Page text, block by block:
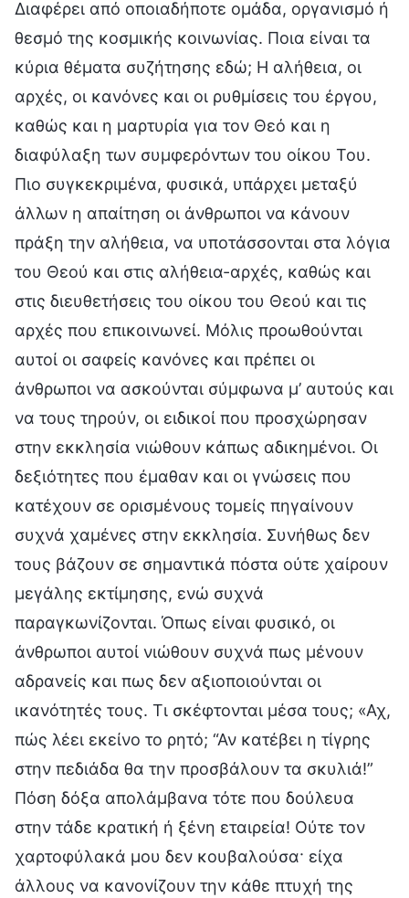
Διαφέρει από οποιαδήποτε ομάδα, οργανισμό ή
θεσμό της κοσμικής κοινωνίας. Ποια είναι τα
κύρια θέματα συζήτησης εδώ; Η αλήθεια, οι
αρχές, οι κανόνες και οι ρυθμίσεις του έργου,
καθώς και η μαρτυρία για τον Θεό και η
διαφύλαξη των συμφερόντων του οίκου Του.
Πιο συγκεκριμένα, φυσικά, υπάρχει μεταξύ
άλλων η απαίτηση οι άνθρωποι να κάνουν
πράξη την αλήθεια, να υποτάσσονται στα λόγια
του Θεού και στις αλήθεια-αρχές, καθώς και
στις διευθετήσεις του οίκου του Θεού και τις
αρχές που επικοινωνεί. Μόλις προωθούνται
αυτοί οι σαφείς κανόνες και πρέπει οι
άνθρωποι να ασκούνται σύμφωνα μ’ αυτούς και
να τους τηρούν, οι ειδικοί που προσχώρησαν
στην εκκλησία νιώθουν κάπως αδικημένοι. Οι
δεξιότητες που έμαθαν και οι γνώσεις που
κατέχουν σε ορισμένους τομείς πηγαίνουν
συχνά χαμένες στην εκκλησία. Συνήθως δεν
τους βάζουν σε σημαντικά πόστα ούτε χαίρουν
μεγάλης εκτίμησης, ενώ συχνά
παραγκωνίζονται. Όπως είναι φυσικό, οι
άνθρωποι αυτοί νιώθουν συχνά πως μένουν
αδρανείς και πως δεν αξιοποιούνται οι
ικανότητές τους. Τι σκέφτονται μέσα τους; «Αχ,
πώς λέει εκείνο το ρητό; “Αν κατέβει η τίγρης
στην πεδιάδα θα την προσβάλουν τα σκυλιά!”
Πόση δόξα απολάμβανα τότε που δούλευα
στην τάδε κρατική ή ξένη εταιρεία! Ούτε τον
χαρτοφύλακά μου δεν κουβαλούσα· είχα
άλλους να κανονίζουν την κάθε πτυχή της